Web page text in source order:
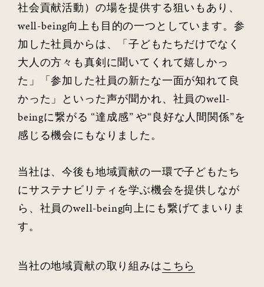
社会貢献活動）の場を提供する狙いもあり、
well-being向上も目的の一つとしています。参
加した社員からは、「子どもたちだけでなく
大人の方々も真剣に聞いてくれて嬉しかっ
た」「参加した社員の新たな一面が知れて良
かった」といった声が聞かれ、社員のwell-
beingに繋がる “達成感” や“良好な人間関係”を
感じる機会にもなりました。
当社は、今後も地域貢献の一環で子どもたち
にサステナビリティを学ぶ機会を提供しなが
ら、社員のwell-being向上にも繋げてまいりま
す。
当社の地域貢献の取り組みはこちら